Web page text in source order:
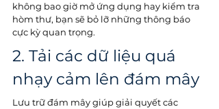
không bao giờ mở ứng dụng hay kiểm tra
hòm thư, bạn sẽ bỏ lỡ những thông báo
cực kỳ quan trọng.
2. Tải các dữ liệu quá
nhạy cảm lên đám mây
Lưu trữ đám mây giúp giải quyết các